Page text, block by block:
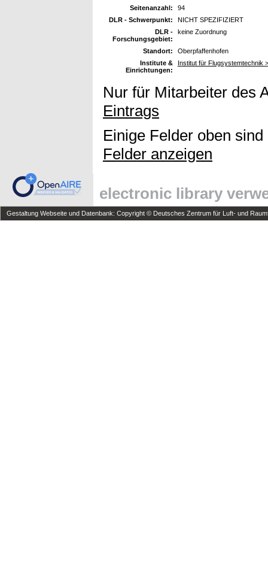
Seitenanzahl:
94
DLR - Schwerpunkt:
NICHT SPEZIFIZIERT
DLR -
Forschungsgebiet:
keine Zuordnung
Standort:
Oberpfaffenhofen
Institute &
Einrichtungen:
Institut für Flugsystemtechnik
Nur für Mitarbeiter des
Eintrags
Einige Felder oben
Felder anzeigen
electronic library
Gestaltung Webseite und Datenbank: Copyright © Deutsches Zentrum für Luft- und